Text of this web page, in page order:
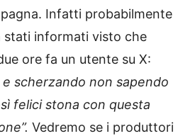
Infatti probabilmente
stati informati visto che
ore fa un utente su X:
scherzando non sapendo
felici stona con questa
Vedremo se i produttori